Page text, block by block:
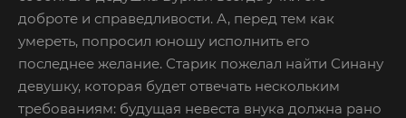
доброте и справедливости. А, перед тем как
умереть, попросил юношу исполнить его
последнее желание. Старик пожелал найти Синану
девушку, которая будет отвечать нескольким
требованиям: будущая невеста внука должна рано